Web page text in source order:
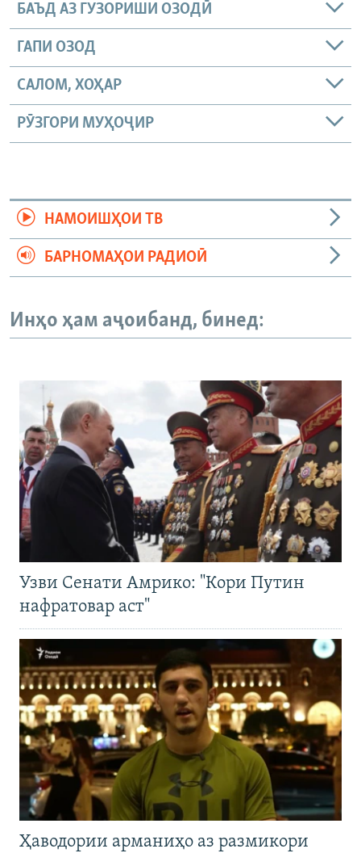
БАЪД АЗ ГУЗОРИШИ ОЗОДӢ
ГАПИ ОЗОД
САЛОМ, ХОҲАР
РӮЗГОРИ МУҲОҶИР
НАМОИШҲОИ ТВ
БАРНОМАҲОИ РАДИОӢ
Инҳо ҳам аҷоибанд, бинед:
Узви Сенати Амрико: "Кори Путин
нафратовар аст"
Ҳаводории арманиҳо аз размикори